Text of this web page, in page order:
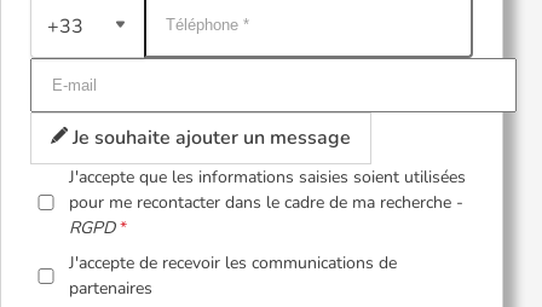
+33
Je souhaite ajouter un message
J'accepte que les informations saisies soient utilisées
pour me recontacter dans le cadre de ma recherche -
RGPD
J'accepte de recevoir les communications de
partenaires